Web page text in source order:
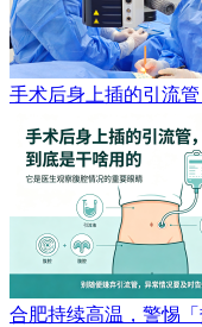
手术后身上插的引流
合肥持续高温，警惕